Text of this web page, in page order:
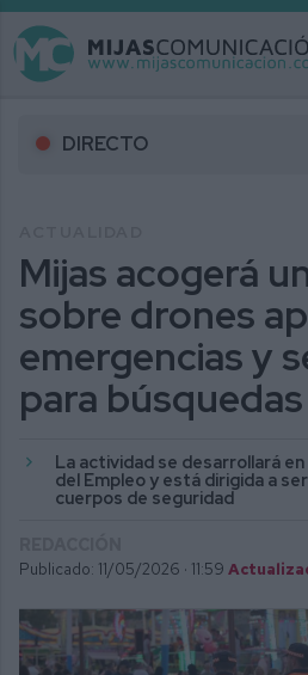
DIRECTO
Mijas acogerá
sobre drones
emergencias y
para búsquedas
La actividad se desarrollará
del Empleo y está dirigida a
cuerpos de seguridad
Publicado: 11/05/2026 · 11:59